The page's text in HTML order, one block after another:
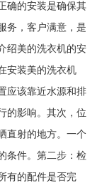
确的安装是确保其
务，客户满意，是
绍美的洗衣机的安
安装美的洗衣机
应该靠近水源和排
的影响。其次，位
直射的地方。一个
条件。第二步：检
有的配件是否完